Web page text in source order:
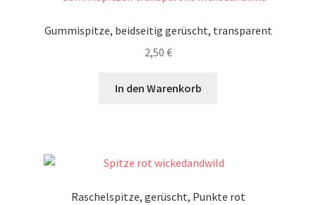
Gummispitze, beidseitig gerüscht, transparent
2,50 €
In den Warenkorb
Raschelspitze, gerüscht, Punkte rot